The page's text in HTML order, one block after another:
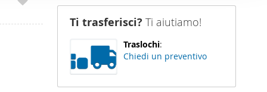
sito
loro
Ti trasferisci? Ti aiutiamo!
Traslochi:
Chiedi un preventivo